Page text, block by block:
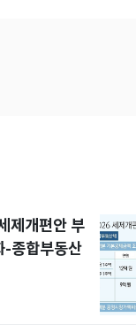
제개편안 부
-종합부동산